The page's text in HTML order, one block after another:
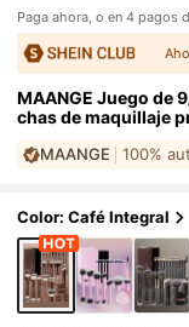
Paga ahora, o en 4 pagos
MAANGE Juego de
chas de maquillaje
nto, brocha para
de viaje., Regalo
MAANGE 100%
Color: Café Integral